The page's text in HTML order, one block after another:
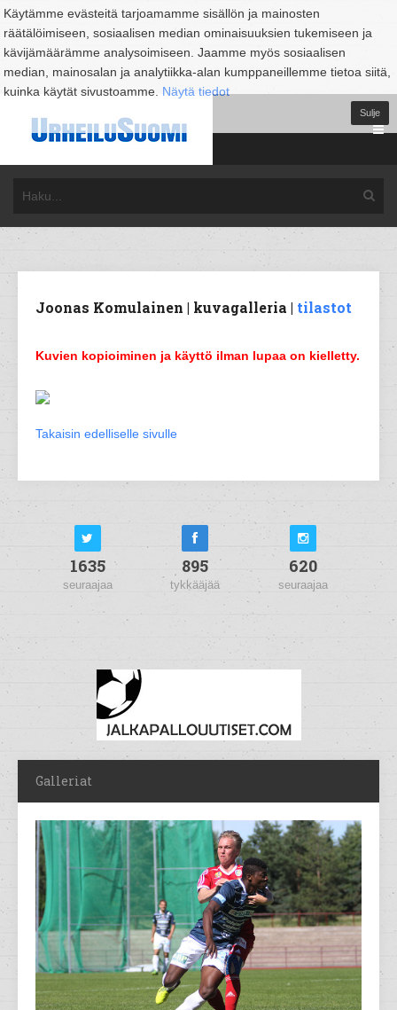
Käytämme evästeitä tarjoamamme sisällön ja mainosten
räätälöimiseen, sosiaalisen median ominaisuuksien tukemiseen ja
kävijämäärämme analysoimiseen. Jaamme myös sosiaalisen
median, mainosalan ja analytiikka-alan kumppaneillemme tietoa siitä,
kuinka käytät sivustoamme. Näytä tiedot
Sulje
Joonas Komulainen | kuvagalleria | tilastot
Kuvien kopioiminen ja käyttö ilman lupaa on kielletty.
Takaisin edelliselle sivulle
1635
seuraajaa
895
tykkääjää
620
seuraajaa
Galleriat